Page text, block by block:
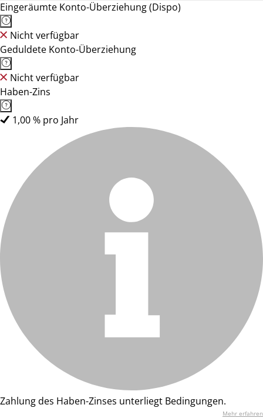
Eingeräumte Konto-Überziehung (Dispo)
Nicht verfügbar
Geduldete Konto-Überziehung
Nicht verfügbar
Haben-Zins
1,00 % pro Jahr
Zahlung des Haben-Zinses unterliegt Bedingungen.
Mehr erfahren